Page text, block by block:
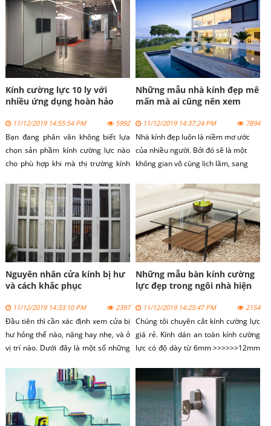
Kính cường lực 10 ly với
nhiều ứng dụng hoàn hảo
11/12/2019 14:55:54 PM 5992
Bạn đang phân vân không biết lựa
chọn sản phầm kính cường lực nào
cho phù hợp khi mà thị trường kính
cường lực 10 ly, 12ly,... Bài viết này
sẽ trả lời giúp bạn câu hỏi này!
Những mẫu nhà kính đẹp mê
mẩn mà ai cũng nên xem
11/12/2019 14:37:24 PM 7894
Nhà kính đẹp luôn là niềm mơ ước
của nhiều người. Bởi đó sẽ là một
không gian vô cùng lịch lãm, sang
bạn dễ dàng hơn trong việc lưu
thông không khí và kết nối với bên
ngoài.
Nguyên nhân cửa kính bị hư
và cách khắc phục
11/12/2019 14:33:10 PM 2397
Đầu tiên thì cần xác định xem cửa bị
hư hỏng thế nào, nặng hay nhẹ, và ở
vị trí nào. Dưới đây là một số những
lõi thép gia cường uPVC.
Những mẫu bàn kính cường
lực đẹp trong ngôi nhà hiện
11/12/2019 14:25:47 PM 2154
Chúng tôi chuyên cắt kính cường lực
giá rẻ. Kính dán an toàn kính cường
lực có độ dày từ 6mm >>>>>>12mm